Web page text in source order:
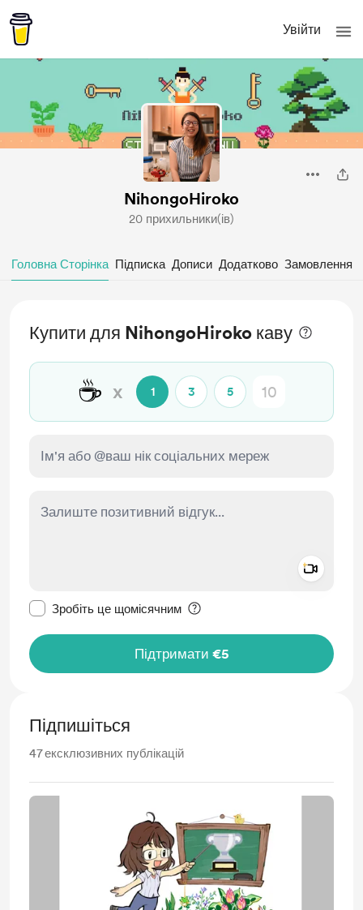
Увійти
NihongoHiroko
20 прихильники(ів)
Головна Сторінка Підписка Дописи Додатково Замовлення
Купити для NihongoHiroko каву
☕ x 1 3 5
Зробіть це щомісячним
Підтримати €5
Підпишіться
47ексклюзивних публікацій